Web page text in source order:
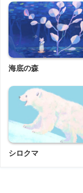
海底の森
シロクマ